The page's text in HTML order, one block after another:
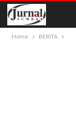
Home BERITA